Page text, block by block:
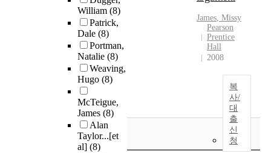
William (8)
Patrick,
Dale (8)
Portman,
Natalie (8)
Weaving,
Hugo (8)
McTeigue,
James (8)
Alan
Taylor...[et
al] (8)
James, Missy
Pearson
Prentice
Hall
2008
복
사/
대
출
신
청